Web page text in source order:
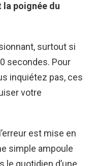
la poignée du
surtout si
secondes. Pour
inquiétez pas, ces
votre
est mise en
simple ampoule
quotidien d’une